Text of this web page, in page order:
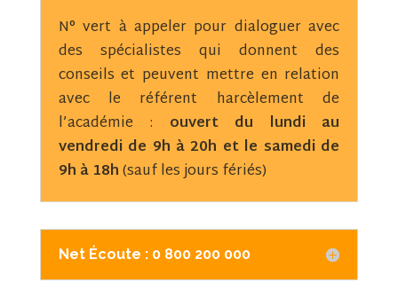
N° vert à appeler pour dialoguer avec
des spécialistes qui donnent des
conseils et peuvent mettre en relation
avec le référent harcèlement de
l’académie : ouvert du lundi au
vendredi de 9h à 20h et le samedi de
9h à 18h(sauf les jours fériés)
Net Écoute : 0 800 200 000